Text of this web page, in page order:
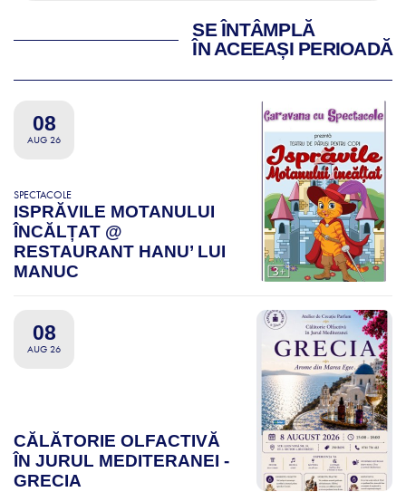
SE ÎNTÂMPLĂ
ÎN ACEEAȘI PERIOADĂ
08
AUG 26
SPECTACOLE
ISPRĂVILE MOTANULUI
ÎNCĂLȚAT @
RESTAURANT HANU’ LUI
MANUC
08
AUG 26
CĂLĂTORIE OLFACTIVĂ
ÎN JURUL MEDITERANEI -
GRECIA